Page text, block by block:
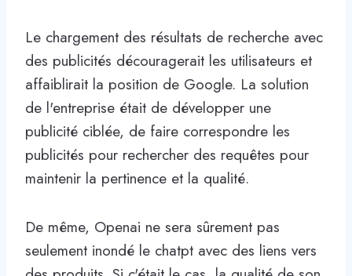
Le chargement des résultats de recherche avec
des publicités découragerait les utilisateurs et
affaiblirait la position de Google. La solution
de l'entreprise était de développer une
publicité ciblée, de faire correspondre les
publicités pour rechercher des requêtes pour
maintenir la pertinence et la qualité.
De même, Openai ne sera sûrement pas
seulement inondé le chatpt avec des liens vers